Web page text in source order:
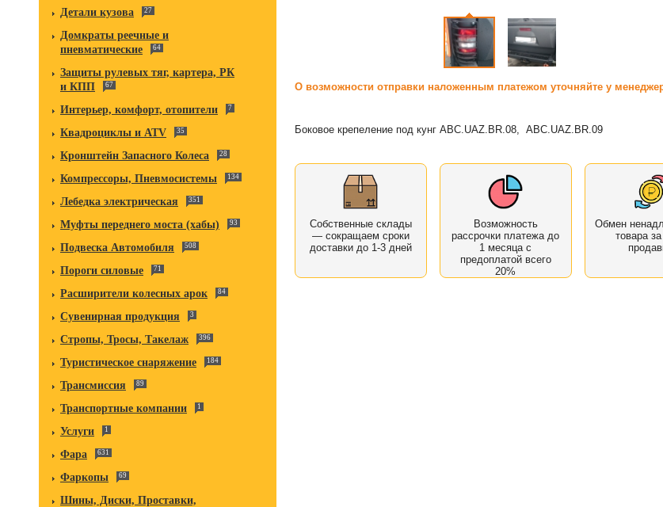
Детали кузова 27
Домкраты реечные и
пневматические
64
Защиты рулевых тяг, картера, РК
и КПП
67
Интерьер, комфорт, отопители 7
Квадроциклы и ATV 35
Кронштейн Запасного Колеса 28
Компрессоры, Пневмосистемы 134
Лебедка электрическая 351
Муфты переднего моста (хабы) 93
Подвеска Автомобиля 508
Пороги силовые 71
Расширители колесных арок 84
Сувенирная продукция 3
Стропы, Тросы, Такелаж 396
Туристическое снаряжение 184
Трансмиссия 89
Транспортные компании 1
Услуги 1
Фара 631
Фаркопы 69
Шины, Диски, Проставки,
О возможности отправки наложенным платежом уточняйте у
Боковое крепеление под кунг ABC.UAZ.BR.08, ABC.UAZ.BR.09
Собственные склады
— сокращаем сроки
доставки до 1-3 дней
Возможность
рассрочки платежа до
1 месяца с
предоплатой всего
20%
Обмен
товара